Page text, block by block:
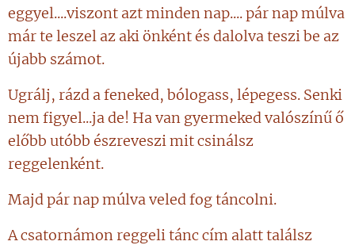
eggyel....viszont azt minden nap.... pár nap múlva
már te leszel az aki önként és dalolva teszi be az
újabb számot.
Ugrálj, rázd a feneked, bólogass, lépegess. Senki
nem figyel...ja de! Ha van gyermeked valószínű ő
előbb utóbb észreveszi mit csinálsz
reggelenként.
Majd pár nap múlva veled fog táncolni.
A csatornámon reggeli tánc cím alatt találsz